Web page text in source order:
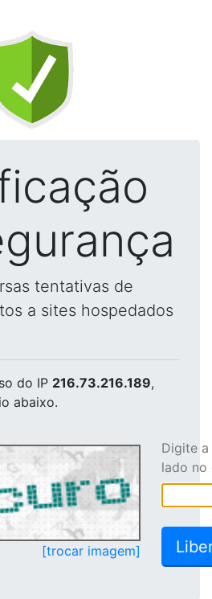
tentativas de
a sites hospedados
do IP 216.73.216.189,
abaixo.
[trocar imagem]
Digite
lado no